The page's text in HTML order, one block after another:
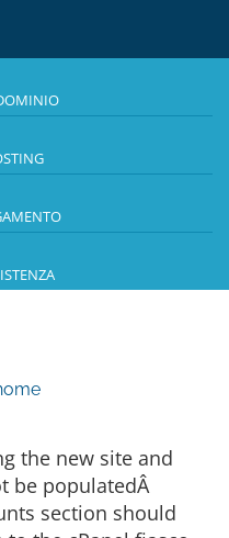
the new site and
be populatedÂ
section should